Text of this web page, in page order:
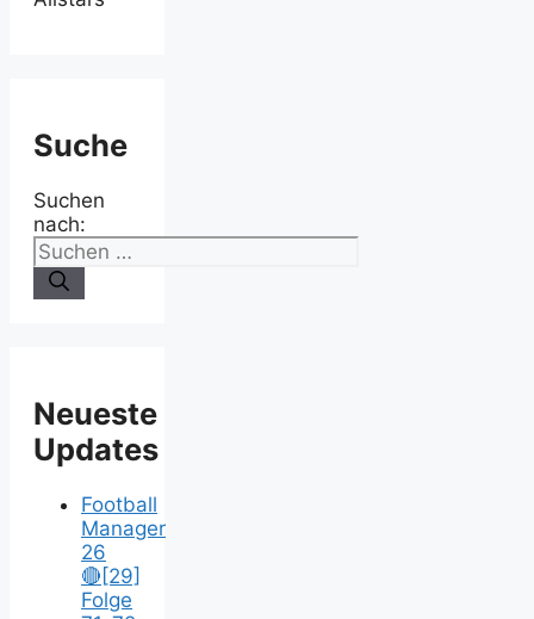
Suche
Suchen
nach:
Neueste
Updates
Football
Manager
26
🔴[29]
Folge